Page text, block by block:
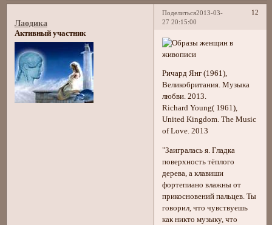
Поделиться 12
2013-03-
27 20:15:00
Лаодика
Активный участник
Ричард Янг (1961),
Великобритания. Музыка
любви. 2013.
Richard Young( 1961),
United Kingdom. The Music
of Love. 2013
"Заигралась я. Гладка
поверхность тёплого
дерева, а клавиши
фортепиано влажны от
прикосновений пальцев. Ты
говорил, что чувствуешь
как никто музыку, что